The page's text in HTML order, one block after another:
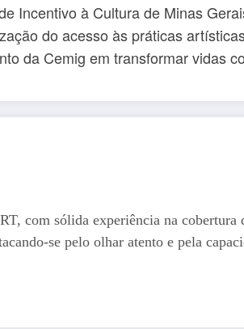
Incentivo à Cultura de Minas
do acesso às práticas
da Cemig em transformar vidas
com sólida experiência na
se pelo olhar atento e pela